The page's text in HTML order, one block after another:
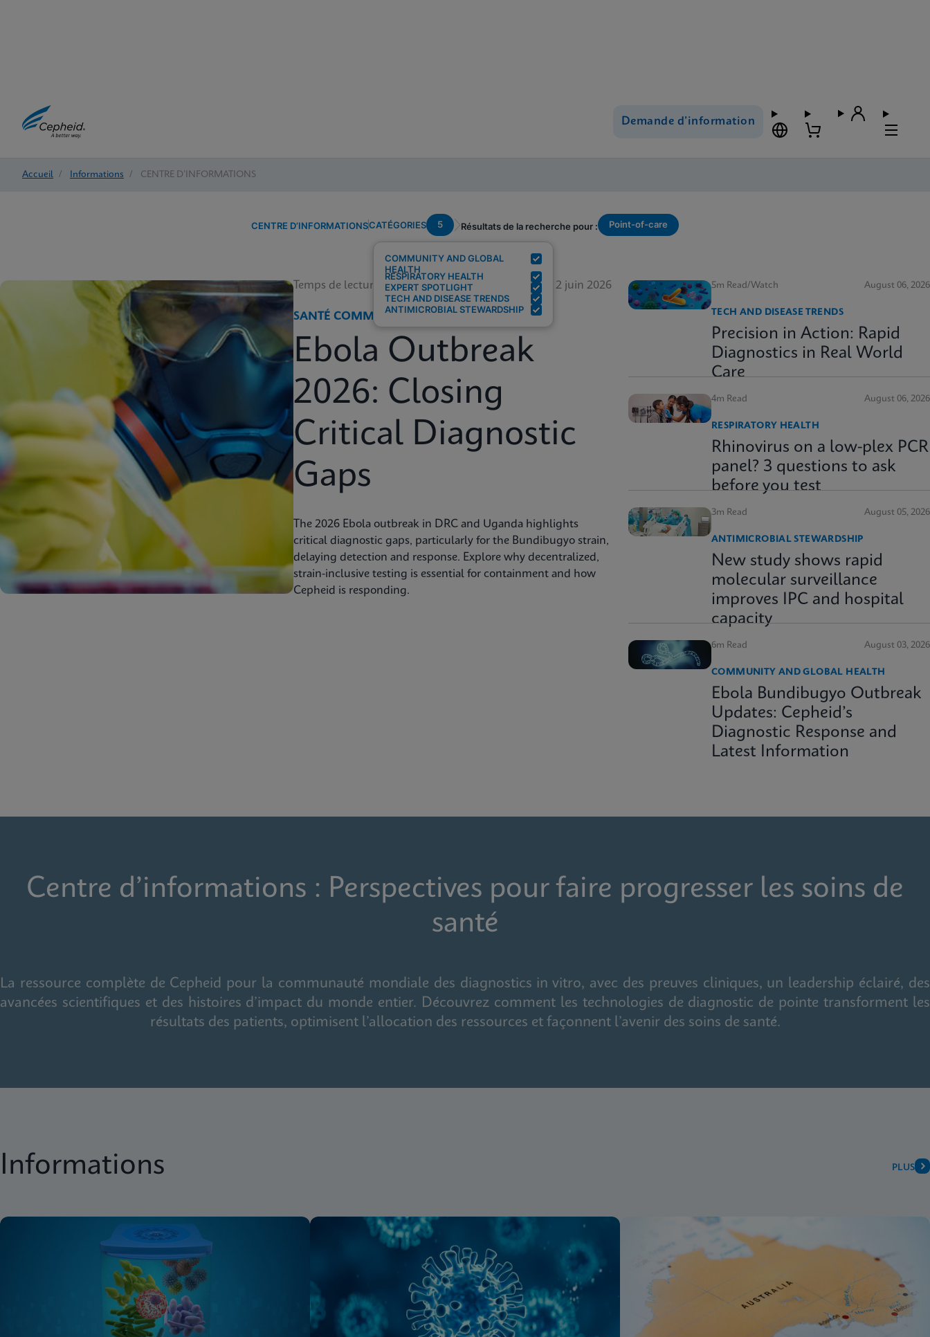
Demande d’information
Accueil / Informations / CENTRE D’INFORMATIONS
CENTRE D’INFORMATIONSCATÉGORIES 5
COMMUNITY AND GLOBAL
HEALTH
RESPIRATORY HEALTH
EXPERT SPOTLIGHT
TECH AND DISEASE TRENDS
ANTIMICROBIAL STEWARDSHIP
Résultats de la recherche pour : Point-of-care
Temps de lecture : 5 min 12 juin 2026
SANTÉ COMMUNAUTAIRE ET MONDIALE
Ebola Outbreak
2026: Closing
Critical Diagnostic
Gaps
The 2026 Ebola outbreak in DRC and Uganda highlights
critical diagnostic gaps, particularly for the Bundibugyo strain,
delaying detection and response. Explore why decentralized,
strain-inclusive testing is essential for containment and how
Cepheid is responding.
5m Read/Watch August 06, 2026
TECH AND DISEASE TRENDS
Precision in Action: Rapid
Diagnostics in Real World
Care
4m Read August 06, 2026
RESPIRATORY HEALTH
Rhinovirus on a low-plex PCR
panel? 3 questions to ask
before you test
3m Read August 05, 2026
ANTIMICROBIAL STEWARDSHIP
New study shows rapid
molecular surveillance
improves IPC and hospital
capacity
6m Read August 03, 2026
COMMUNITY AND GLOBAL HEALTH
Ebola Bundibugyo Outbreak
Updates: Cepheid’s
Diagnostic Response and
Latest Information
Centre d’informations : Perspectives pour faire progresser les soins de
santé
La ressource complète de Cepheid pour la communauté mondiale des diagnostics in vitro, avec des preuves cliniques, un leadership éclairé, des
avancées scientifiques et des histoires d’impact du monde entier. Découvrez comment les technologies de diagnostic de pointe transforment les
résultats des patients, optimisent l’allocation des ressources et façonnent l’avenir des soins de santé.
Informations PLUS